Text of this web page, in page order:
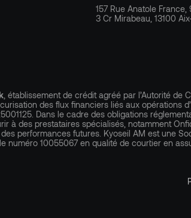
157 Rue Anatole
3 Cr Mirabeau, 13100
, établissement de crédit agréé par l’Autorité de
des flux financiers liés aux opérations
Dans le cadre des obligations
à des prestataires spécialisés, notamment
performances futures. Kyoseil AM est une
numéro 10055067 en qualité de courtier en